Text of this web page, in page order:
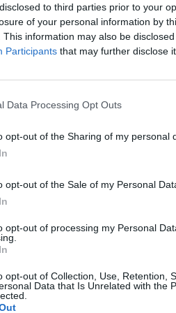
to third parties prior to your
of your personal information by
This information may also be
Participants that may further disclose
Data Processing Opt Outs
opt-out of the Sharing of my personal
opt-out of the Sale of my Personal
opt-out of processing my Personal
opt-out of Collection, Use, Retention,
Data that Is Unrelated with the
sie prawie dwa lata. Po
pozostał, czuję ciągły
Posiewy są czyste. Lekarka
Może któraś z Was miala
Będę wdzięczna za wszelkie
myślę że to macica nie mogę
sromowe nie wiem co z tym